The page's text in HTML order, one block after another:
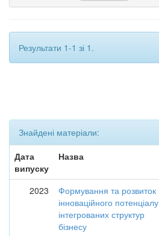
Результати 1-1 зі 1.
Знайдені матеріали:
Дата
випуску
Назва
2023
Формування та розвиток
інноваційного потенціалу
інтегрованих структур
бізнесу